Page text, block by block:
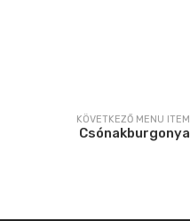
KÖVETKEZŐ MENU ITEM
Csónakburgonya